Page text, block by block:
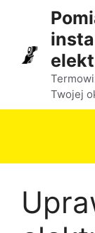
treści
Twojej